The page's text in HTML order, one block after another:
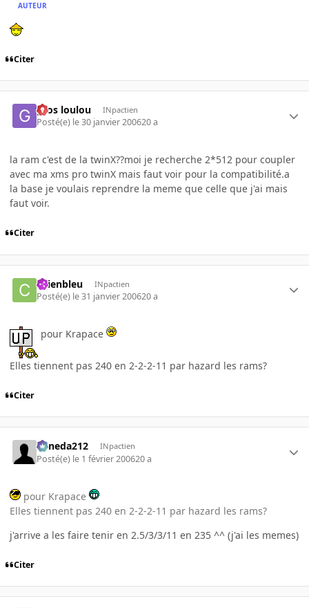
AUTEUR
Citer
gros loulou INpactien
Posté(e) le 30 janvier 200620 a
la ram c'est de la twinX??moi je recherche 2*512 pour coupler
avec ma xms pro twinX mais faut voir pour la compatibilité.a
la base je voulais reprendre la meme que celle que j'ai mais
faut voir.
Citer
chienbleu INpactien
Posté(e) le 31 janvier 200620 a
pour Krapace
Elles tiennent pas 240 en 2-2-2-11 par hazard les rams?
Citer
keneda212 INpactien
Posté(e) le 1 février 200620 a
pour Krapace
Elles tiennent pas 240 en 2-2-2-11 par hazard les rams?
j'arrive a les faire tenir en 2.5/3/3/11 en 235 ^^ (j'ai les memes)
Citer